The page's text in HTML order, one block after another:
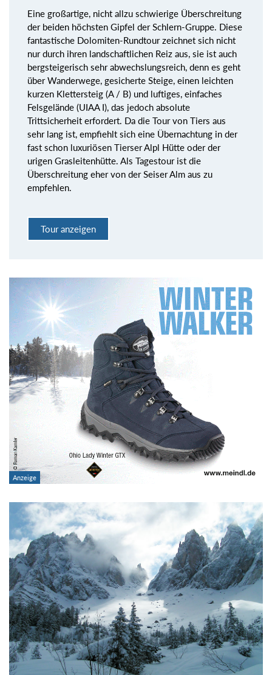
Eine großartige, nicht allzu schwierige Überschreitung
der beiden höchsten Gipfel der Schlern-Gruppe. Diese
fantastische Dolomiten-Rundtour zeichnet sich nicht
nur durch ihren landschaftlichen Reiz aus, sie ist auch
bergsteigerisch sehr abwechslungsreich, denn es geht
über Wanderwege, gesicherte Steige, einen leichten
kurzen Klettersteig (A / B) und luftiges, einfaches
Felsgelände (UIAA I), das jedoch absolute
Trittsicherheit erfordert. Da die Tour von Tiers aus
sehr lang ist, empfiehlt sich eine Übernachtung in der
fast schon luxuriösen Tierser Alpl Hütte oder der
urigen Grasleitenhütte. Als Tagestour ist die
Überschreitung eher von der Seiser Alm aus zu
empfehlen.
Tour anzeigen